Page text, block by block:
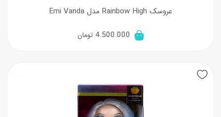
عروسک Rainbow High مدل Emi Vanda
4.500.000 تومان